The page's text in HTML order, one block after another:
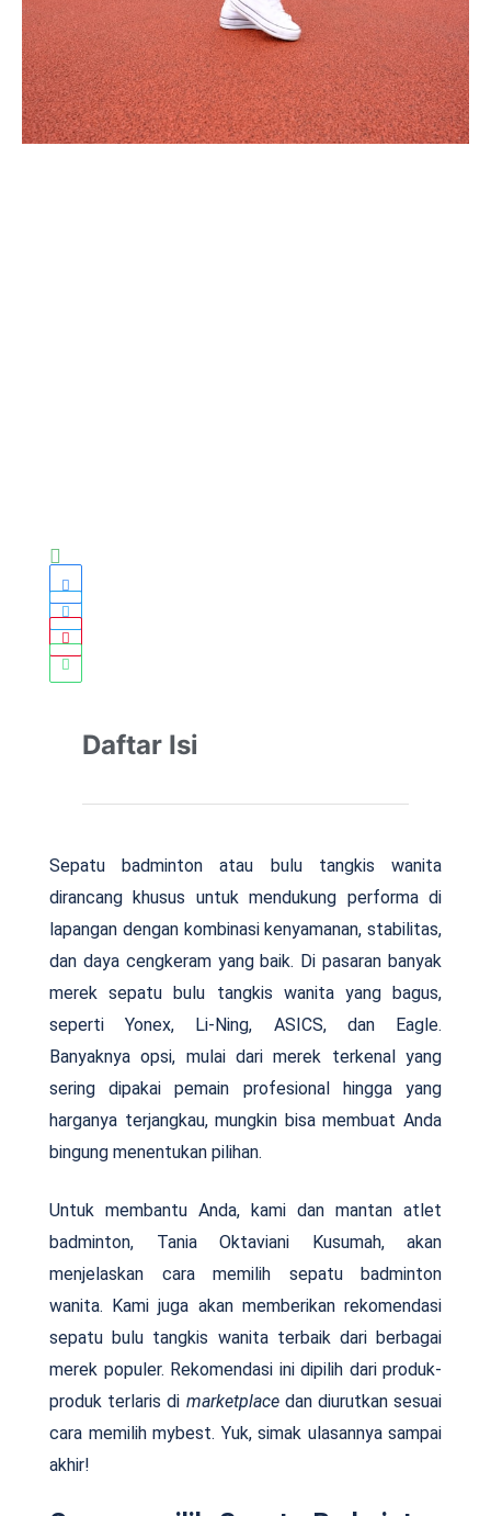
Daftar Isi
Sepatu badminton atau bulu tangkis wanita
dirancang khusus untuk mendukung performa di
lapangan dengan kombinasi kenyamanan, stabilitas,
dan daya cengkeram yang baik. Di pasaran banyak
merek sepatu bulu tangkis wanita yang bagus,
seperti Yonex, Li-Ning, ASICS, dan Eagle.
Banyaknya opsi, mulai dari merek terkenal yang
sering dipakai pemain profesional hingga yang
harganya terjangkau, mungkin bisa membuat Anda
bingung menentukan pilihan.
Untuk membantu Anda, kami dan mantan atlet
badminton, Tania Oktaviani Kusumah, akan
menjelaskan cara memilih sepatu badminton
wanita. Kami juga akan memberikan rekomendasi
sepatu bulu tangkis wanita terbaik dari berbagai
merek populer. Rekomendasi ini dipilih dari produk-
produk terlaris di marketplacedan diurutkan sesuai
cara memilih mybest. Yuk, simak ulasannya sampai
akhir!